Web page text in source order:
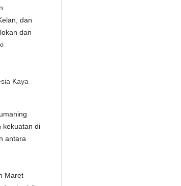
dan
dan
Kaya
kekuatan di
antara
Maret